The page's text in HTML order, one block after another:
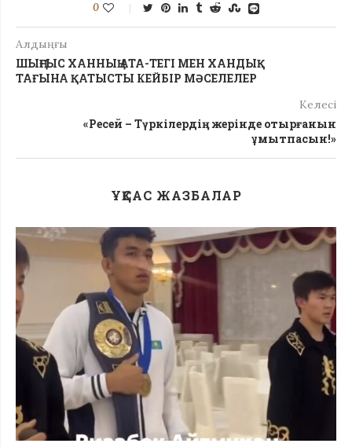
0
Алдыңғы
ШЫҢҒЫС ХАННЫҢ АТА-ТЕГІ МЕН ХАНДЫҚ
ТАҒЫНА ҚАТЫСТЫ КЕЙБІР МӘСЕЛЕЛЕР
Келесі
«Ресей – Түркілердің жерінде отырғанын
ұмытпасын!»
ҰҚСАС ЖАЗБАЛАР